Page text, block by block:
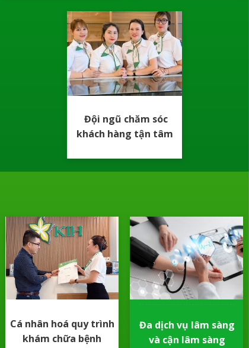
Đội ngũ chăm sóc
khách hàng tận tâm
Cá nhân hoá quy trình
khám chữa bệnh
Đa dịch vụ lâm sàng
và cận lâm sàng